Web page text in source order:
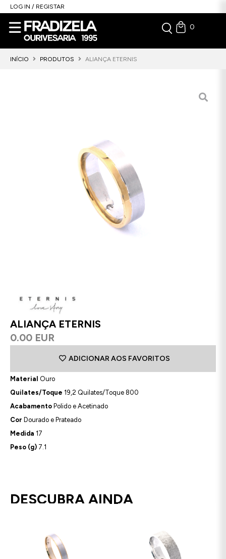
LOG IN / REGISTAR
0
INÍCIO PRODUTOS ALIANÇA ETERNIS
ALIANÇA ETERNIS
0.00 EUR
ADICIONAR AOS FAVORITOS
Material Ouro
Quilates/Toque 19,2 Quilates/Toque 800
Acabamento Polido e Acetinado
Cor Dourado e Prateado
Medida 17
Peso (g) 7.1
DESCUBRA AINDA